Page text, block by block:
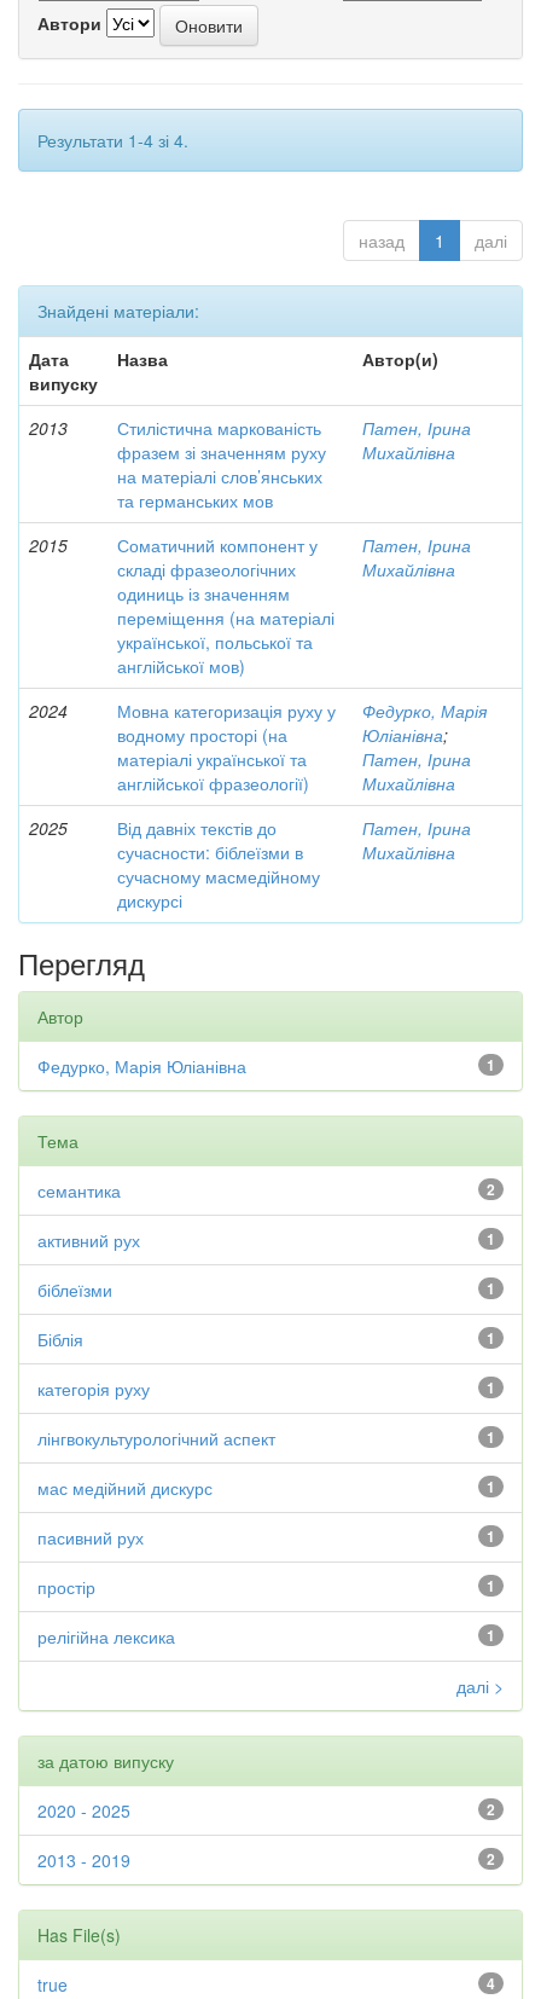
Автори
Результати 1-4 зі 4.
назад 1 далі
Знайдені матеріали:
Дата
випуску
Назва Автор(и)
2013
Стилістична маркованість
фразем зі значенням руху
на матеріалі слов’янських
та германських мов
Патен, Ірина
Михайлівна
2015
Соматичний компонент у
складі фразеологічних
одиниць із значенням
переміщення (на матеріалі
української, польської та
англійської мов)
Патен, Ірина
Михайлівна
2024
Мовна категоризація руху у
водному просторі (на
матеріалі української та
англійської фразеології)
Федурко, Марія
Юліанівна;
Патен, Ірина
Михайлівна
2025
Від давніх текстів до
сучасности: біблеїзми в
сучасному масмедійному
дискурсі
Патен, Ірина
Михайлівна
Перегляд
Автор
1
Федурко, Марія Юліанівна
Тема
2
семантика
1
активний рух
1
біблеїзми
1
Біблія
1
категорія руху
1
лінгвокультурологічний аспект
1
мас медійний дискурс
1
пасивний рух
1
простір
1
релігійна лексика
далі >
за датою випуску
2
2020 - 2025
2
2013 - 2019
Has File(s)
4
true